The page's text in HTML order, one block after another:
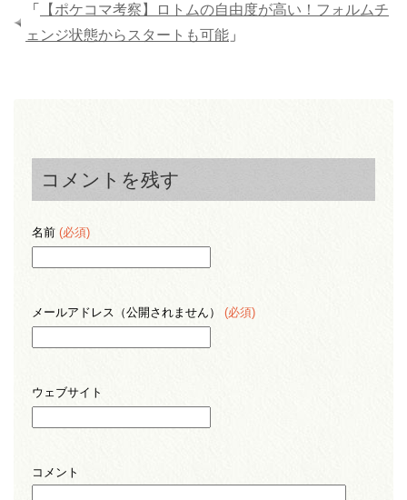
「
【ポケコマ考察】ロトムの自由度が高い！フォルムチ
ェンジ状態からスタートも可能 」
コメントを残す
名前 (必須)
メールアドレス（公開されません） (必須)
ウェブサイト
コメント